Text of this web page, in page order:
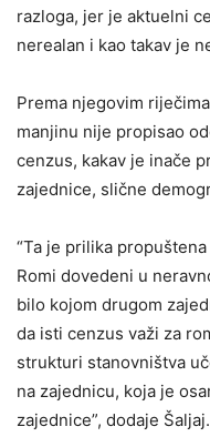
razloga, jer je aktuelni
nerealan i kao takav je
Prema njegovim
manjinu nije propisao
cenzus, kakav je inače
zajednice, slične
“Ta je prilika
Romi dovedeni u
bilo kojom drugom
da isti cenzus važi za
strukturi stanovništva
na zajednicu, koja je
zajednice”, dodaje Šaljaj.